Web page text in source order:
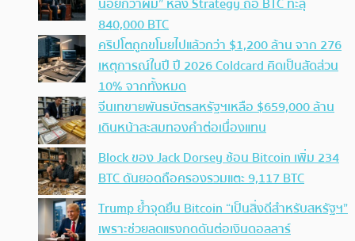
840,000 BTC
คริปโตถูกขโมยไปแล้วกว่า $1,200 ล้าน จาก 276
เหตุการณ์ในปี ปี 2026 Coldcard คิดเป็นสัดส่วน
10% จากทั้งหมด
จีนเทขายพันธบัตรสหรัฐฯเหลือ $659,000 ล้าน
เดินหน้าสะสมทองคำต่อเนื่องแทน
Block ของ Jack Dorsey ช้อน Bitcoin เพิ่ม 234
BTC ดันยอดถือครองรวมแตะ 9,117 BTC
Trump ย้ำจุดยืน Bitcoin “เป็นสิ่งดีสำหรับสหรัฐฯ”
เพราะช่วยลดแรงกดดันต่อเงินดอลลาร์